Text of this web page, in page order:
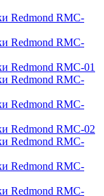
Redmond RMC-
Redmond RMC-
Redmond RMC-01
Redmond RMC-
Redmond RMC-
Redmond RMC-02
Redmond RMC-
Redmond RMC-
Redmond RMC-